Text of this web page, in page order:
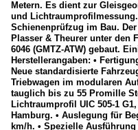
Metern. Es dient zur
und
Schienenprüfzug im Bau.
Plasser & Theurer unter den
6046 (GMTZ-ATW) gebaut.
Herstellerangaben: •
Neue standardisierte
Triebwagen im modularen
tauglich bis zu 55 Promille
Lichtraumprofil UIC 505-1
Hamburg. • Auslegung für
km/h. • Spezielle